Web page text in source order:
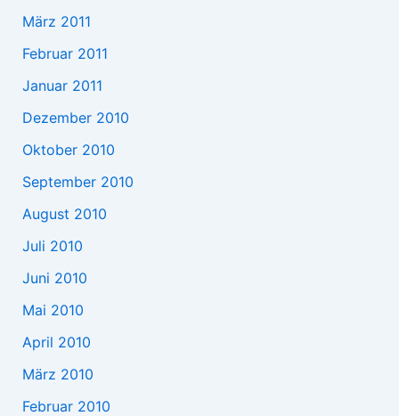
März 2011
Februar 2011
Januar 2011
Dezember 2010
Oktober 2010
September 2010
August 2010
Juli 2010
Juni 2010
Mai 2010
April 2010
März 2010
Februar 2010